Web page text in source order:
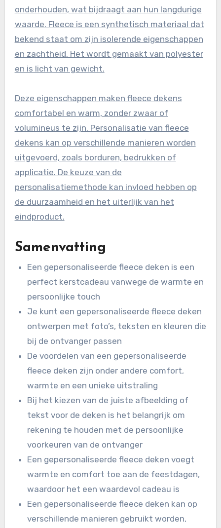
onderhouden, wat bijdraagt aan hun langdurige
waarde. Fleece is een synthetisch materiaal dat
bekend staat om zijn isolerende eigenschappen
en zachtheid. Het wordt gemaakt van polyester
en is licht van gewicht.
Deze eigenschappen maken fleece dekens
comfortabel en warm, zonder zwaar of
volumineus te zijn. Personalisatie van fleece
dekens kan op verschillende manieren worden
uitgevoerd, zoals borduren, bedrukken of
applicatie. De keuze van de
personalisatiemethode kan invloed hebben op
de duurzaamheid en het uiterlijk van het
eindproduct.
Samenvatting
Een gepersonaliseerde fleece deken is een
perfect kerstcadeau vanwege de warmte en
persoonlijke touch
Je kunt een gepersonaliseerde fleece deken
ontwerpen met foto’s, teksten en kleuren die
bij de ontvanger passen
De voordelen van een gepersonaliseerde
fleece deken zijn onder andere comfort,
warmte en een unieke uitstraling
Bij het kiezen van de juiste afbeelding of
tekst voor de deken is het belangrijk om
rekening te houden met de persoonlijke
voorkeuren van de ontvanger
Een gepersonaliseerde fleece deken voegt
warmte en comfort toe aan de feestdagen,
waardoor het een waardevol cadeau is
Een gepersonaliseerde fleece deken kan op
verschillende manieren gebruikt worden,